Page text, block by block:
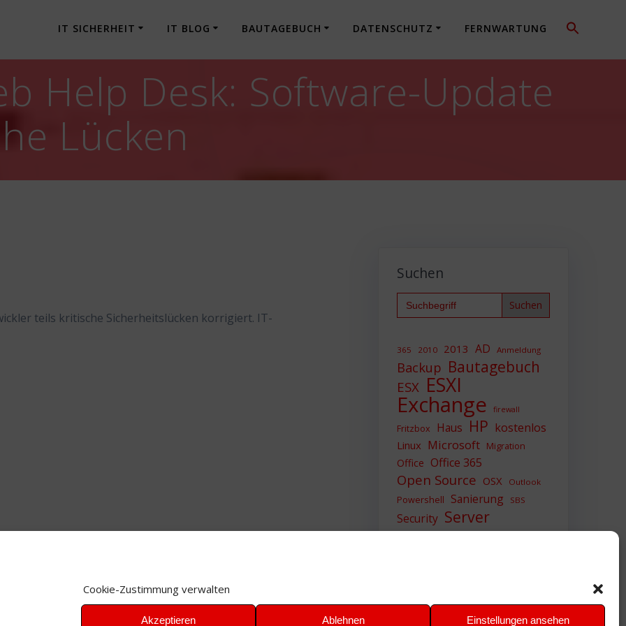
Cookie-Zustimmung verwalten
Akzeptieren Ablehnen Einstellungen ansehen
IT SICHERHEIT IT BLOG BAUTAGEBUCH DATENSCHUTZ FERNWARTUNG
Help Desk: Software-Update
Lücken
teils kritische Sicherheitslücken korrigiert. IT-
Suchen
Search
for:
365 2010 2013 AD Anmeldung
Backup Bautagebuch
ESX ESXI
Exchange firewall
Fritzbox Haus HP kostenlos
Linux Microsoft Migration
Office Office 365
Open Source OSX Outlook
Powershell Sanierung SBS
Security Server
Sicherheit SIEM
VMWare VPN WAZUH